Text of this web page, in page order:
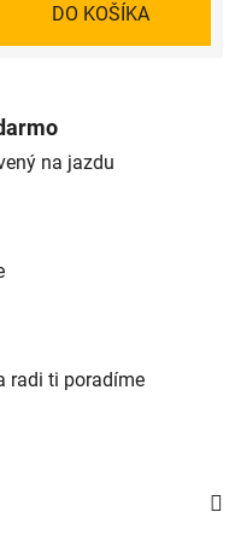
DO KOŠÍKA
na jazdu
radi ti poradíme